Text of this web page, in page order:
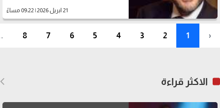
21 ابريل 2026 | 09:22 مساءً
‹
1
2
3
4
5
6
7
8
الاكثر قراءة